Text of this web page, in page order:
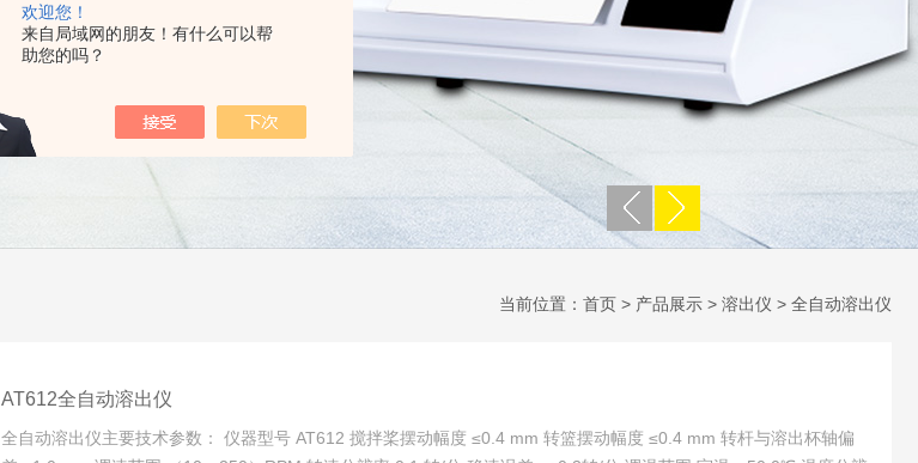
欢迎您！
来自局域网的朋友！有什么可以帮
助您的吗？
当前位置： 首页 > 产品展示 > 溶出仪 > 全自动溶出仪
AT612全自动溶出仪
全自动溶出仪主要技术参数： 仪器型号 AT612 搅拌桨摆动幅度 ≤0.4 mm 转篮摆动幅度 ≤0.4 mm 转杆与溶出杯轴偏